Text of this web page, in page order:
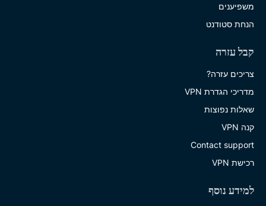
משפיענים
הנחת סטודנט
קבל עזרה
צריכים עזרה?
מדריכי הגדרת VPN
שאלות נפוצות
קנה VPN
Contact support
רכישת VPN
למידע נוסף